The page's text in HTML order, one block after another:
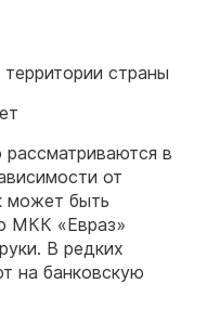
страны
в
от
может быть
МКК «Евраз»
В редких
на банковскую